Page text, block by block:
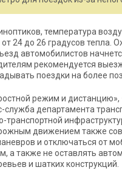
температура
24 до 26 градусов тепла.
автомобилистов
рекомендуется
поездки на более
режим и дистанцию»,
служба департамента
транспортной
движением также
и отключаться от
а также не оставлять
и шатких конструкций.